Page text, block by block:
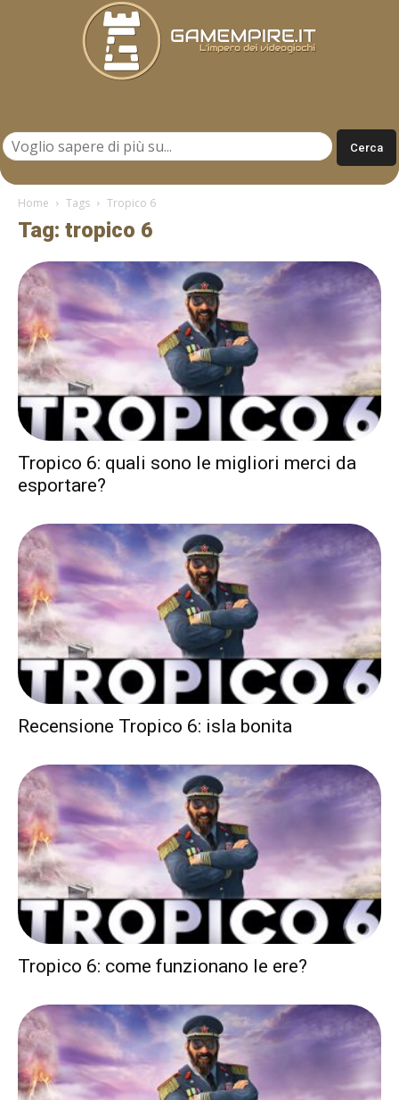
Home Tags Tropico 6
Tag: tropico 6
Tropico 6: quali sono le migliori merci da
esportare?
Recensione Tropico 6: isla bonita
Tropico 6: come funzionano le ere?